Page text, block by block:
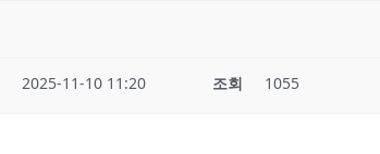
2025-11-10 11:20 조회 1055